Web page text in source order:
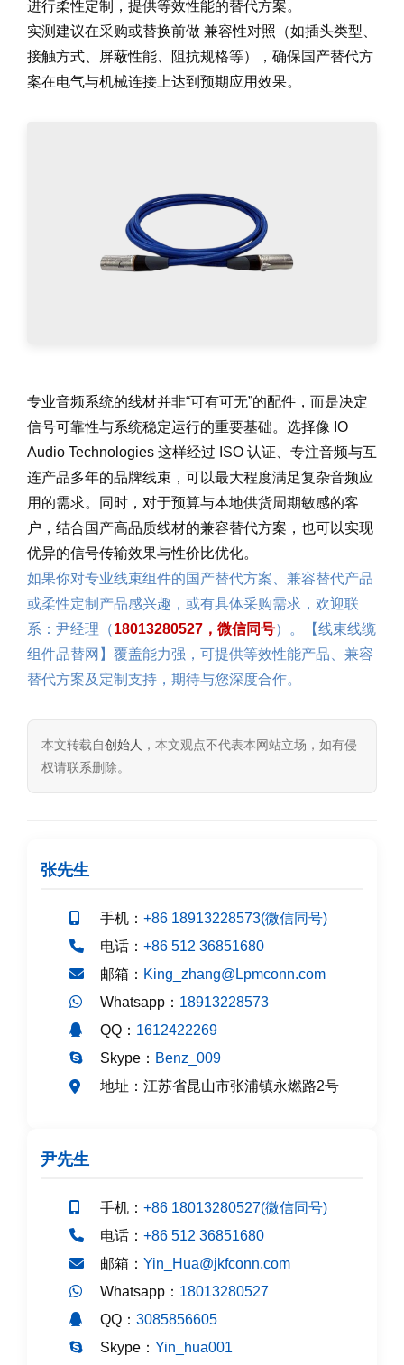
进行柔性定制，提供等效性能的替代方案。
实测建议在采购或替换前做 兼容性对照（如插头类型、
接触方式、屏蔽性能、阻抗规格等），确保国产替代方
案在电气与机械连接上达到预期应用效果。
专业音频系统的线材并非“可有可无”的配件，而是决定
信号可靠性与系统稳定运行的重要基础。选择像 IO
Audio Technologies 这样经过 ISO 认证、专注音频与互
连产品多年的品牌线束，可以最大程度满足复杂音频应
用的需求。同时，对于预算与本地供货周期敏感的客
户，结合国产高品质线材的兼容替代方案，也可以实现
优异的信号传输效果与性价比优化。
如果你对专业线束组件的国产替代方案、兼容替代产品
或柔性定制产品感兴趣，或有具体采购需求，欢迎联
系：尹经理（18013280527，微信同号）。【线束线缆
组件品替网】覆盖能力强，可提供等效性能产品、兼容
替代方案及定制支持，期待与您深度合作。
本文转载自创始人 ，本文观点不代表本网站立场，如有侵
权请联系删除。
张先生
手机： +86 18913228573(微信同号)
电话： +86 512 36851680
邮箱： King_zhang@Lpmconn.com
Whatsapp： 18913228573
QQ： 1612422269
Skype： Benz_009
地址： 江苏省昆山市张浦镇永燃路2号
尹先生
手机： +86 18013280527(微信同号)
电话： +86 512 36851680
邮箱： Yin_Hua@jkfconn.com
Whatsapp： 18013280527
QQ： 3085856605
Skype： Yin_hua001